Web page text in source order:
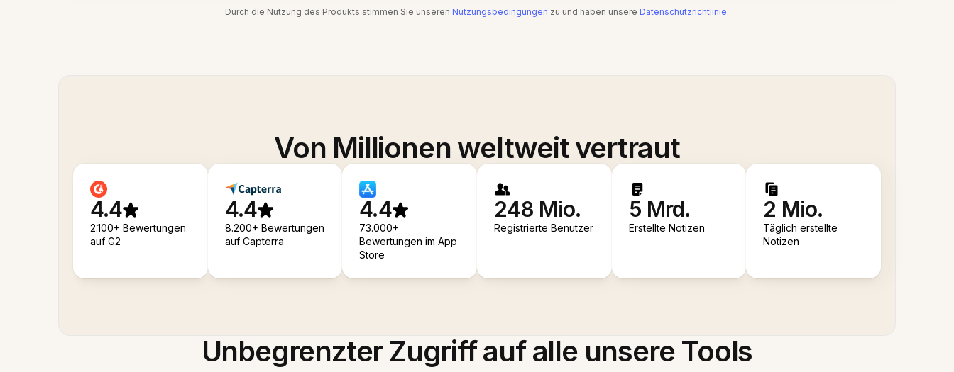
Durch die Nutzung des Produkts stimmen Sie unseren Nutzungsbedingungen zu und haben unsere Datenschutzrichtlinie.
Von Millionen weltweit vertraut
4.4
2.100+ Bewertungen
auf G2
4.4
8.200+ Bewertungen
auf Capterra
4.4
73.000+
Bewertungen im App
Store
248 Mio.
Registrierte Benutzer
5 Mrd.
Erstellte Notizen
2 Mio.
Täglich erstellte
Notizen
Unbegrenzter Zugriff auf alle unsere Tools